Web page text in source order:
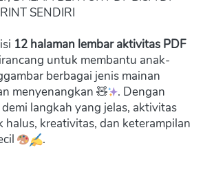
SENDIRI
12 halaman lembar aktivitas PDF
untuk membantu anak-
berbagai jenis mainan
menyenangkan 🧸
. Dengan
langkah yang jelas, aktivitas
halus, kreativitas, dan keterampilan
.